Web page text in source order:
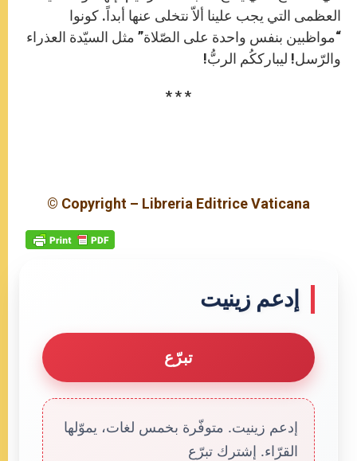
العظمى التي يجب علينا ألاّ نتخلى عنها أبداً. كونوا
“مواظبين بنفس واحدة على الصّلاة” مثل السيّدة العذراء
والرّسل! ليبارككُم الربُّ!
* * *
© Copyright – Libreria Editrice Vaticana
إدعم زينيت
تبرّع
إدعم زينيت. متوفّرة بخمس لغات، يموّلها
القرّاء. إشترك تبرّع